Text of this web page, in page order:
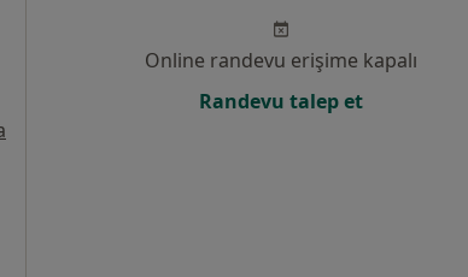
Online randevu erişime kapalı
Randevu talep et